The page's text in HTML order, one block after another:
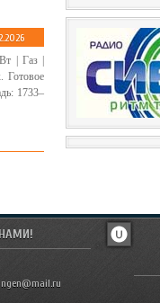
| Газ |
Готовое
1733–